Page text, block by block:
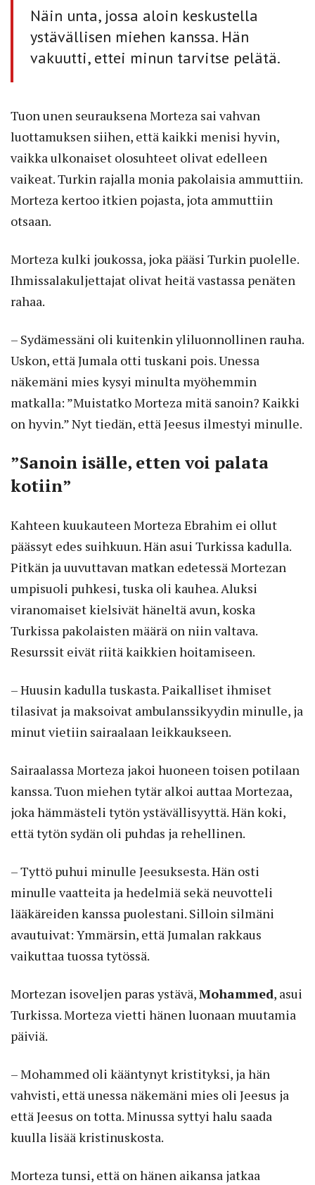
Näin unta, jossa aloin keskustella
ystävällisen miehen kanssa. Hän
vakuutti, ettei minun tarvitse pelätä.
Tuon unen seurauksena Morteza sai vahvan
luottamuksen siihen, että kaikki menisi hyvin,
vaikka ulkonaiset olosuhteet olivat edelleen
vaikeat. Turkin rajalla monia pakolaisia ammuttiin.
Morteza kertoo itkien pojasta, jota ammuttiin
otsaan.
Morteza kulki joukossa, joka pääsi Turkin puolelle.
Ihmissalakuljettajat olivat heitä vastassa penäten
rahaa.
– Sydämessäni oli kuitenkin yliluonnollinen rauha.
Uskon, että Jumala otti tuskani pois. Unessa
näkemäni mies kysyi minulta myöhemmin
matkalla: ”Muistatko Morteza mitä sanoin? Kaikki
on hyvin.” Nyt tiedän, että Jeesus ilmestyi minulle.
”Sanoin isälle, etten voi palata
kotiin”
Kahteen kuukauteen Morteza Ebrahim ei ollut
päässyt edes suihkuun. Hän asui Turkissa kadulla.
Pitkän ja uuvuttavan matkan edetessä Mortezan
umpisuoli puhkesi, tuska oli kauhea. Aluksi
viranomaiset kielsivät häneltä avun, koska
Turkissa pakolaisten määrä on niin valtava.
Resurssit eivät riitä kaikkien hoitamiseen.
– Huusin kadulla tuskasta. Paikalliset ihmiset
tilasivat ja maksoivat ambulanssikyydin minulle, ja
minut vietiin sairaalaan leikkaukseen.
Sairaalassa Morteza jakoi huoneen toisen potilaan
kanssa. Tuon miehen tytär alkoi auttaa Mortezaa,
joka hämmästeli tytön ystävällisyyttä. Hän koki,
että tytön sydän oli puhdas ja rehellinen.
– Tyttö puhui minulle Jeesuksesta. Hän osti
minulle vaatteita ja hedelmiä sekä neuvotteli
lääkäreiden kanssa puolestani. Silloin silmäni
avautuivat: Ymmärsin, että Jumalan rakkaus
vaikuttaa tuossa tytössä.
Mortezan isoveljen paras ystävä,Mohammed, asui
Turkissa. Morteza vietti hänen luonaan muutamia
päiviä.
– Mohammed oli kääntynyt kristityksi, ja hän
vahvisti, että unessa näkemäni mies oli Jeesus ja
että Jeesus on totta. Minussa syttyi halu saada
kuulla lisää kristinuskosta.
Morteza tunsi, että on hänen aikansa jatkaa